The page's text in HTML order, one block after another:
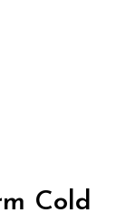
Cold